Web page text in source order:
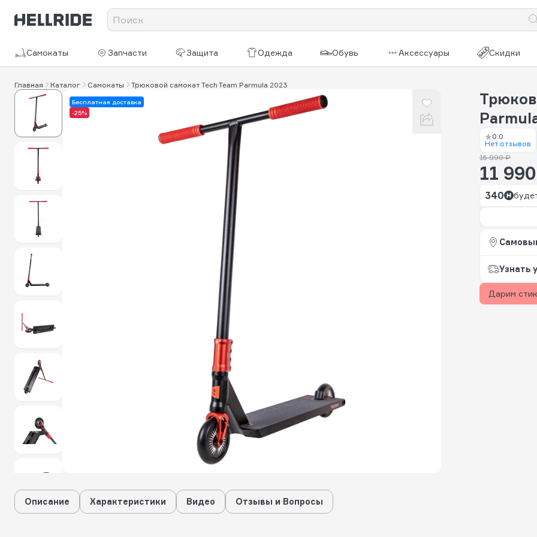
Самокаты Запчасти Защита Одежда Обувь Аксессуары Скидки
Главная Каталог Самокаты Трюковой самокат Tech Team Parmula 2023
Бесплатная доставка
-25%
0.0
Нет отзывов
15 990 ₽
11
340
Узнать
Дарим
Описание Характеристики Видео Отзывы и Вопросы